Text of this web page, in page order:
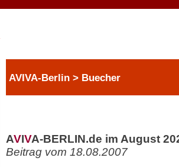
AVIVA-Berlin > Buecher
AVIVA-BERLIN.de im August
Beitrag vom 18.08.2007